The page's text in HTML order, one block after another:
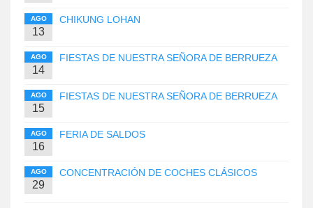
AGO
13
CHIKUNG LOHAN
AGO
14
FIESTAS DE NUESTRA SEÑORA DE BERRUEZA
AGO
15
FIESTAS DE NUESTRA SEÑORA DE BERRUEZA
AGO
16
FERIA DE SALDOS
AGO
29
CONCENTRACIÓN DE COCHES CLÁSICOS